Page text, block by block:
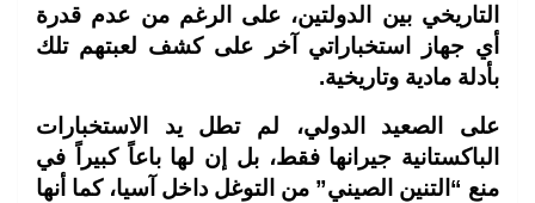
التاريخي بين الدولتين، على الرغم من عدم قدرة
أي جهاز استخباراتي آخر على كشف لعبتهم تلك
بأدلة مادية وتاريخية.
على الصعيد الدولي، لم تطل يد الاستخبارات
الباكستانية جيرانها فقط، بل إن لها باعاً كبيراً في
منع “التنين الصيني” من التوغل داخل آسيا، كما أنها